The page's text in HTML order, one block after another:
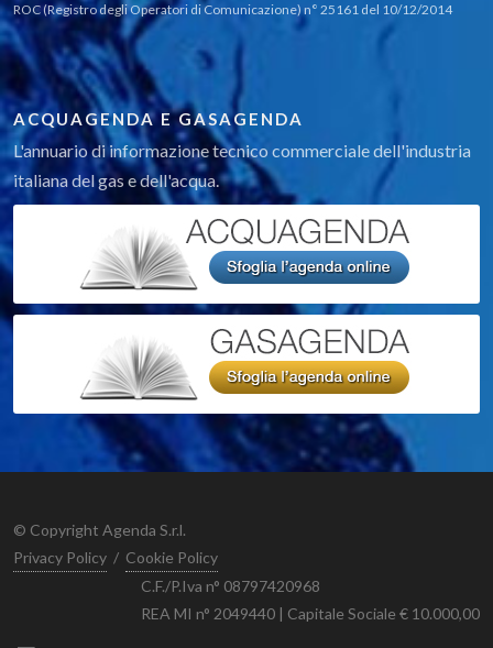
ROC (Registro degli Operatori di Comunicazione) n° 25161 del 10/12/2014
ACQUAGENDA E GASAGENDA
L'annuario di informazione tecnico commerciale dell'industria
italiana del gas e dell'acqua.
© Copyright Agenda S.r.l.
Privacy Policy / Cookie Policy
C.F./P.Iva n° 08797420968
REA MI n° 2049440 | Capitale Sociale € 10.000,00